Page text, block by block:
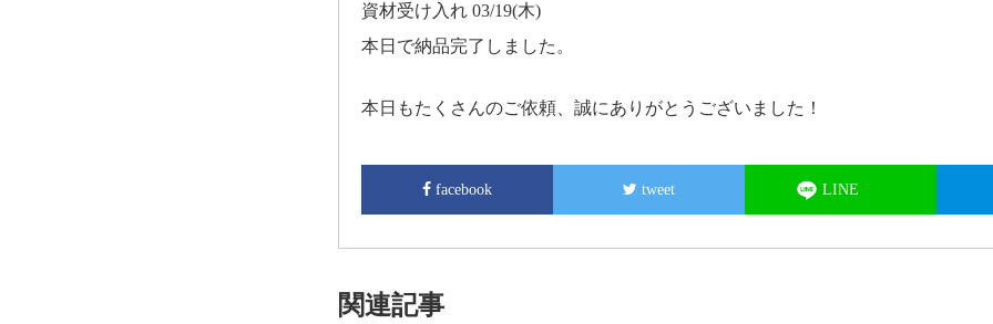
資材受け入れ 03/19(木)
本日で納品完了しました。
本日もたくさんのご依頼、誠にありがとうございました！
facebook tweet LINE
関連記事